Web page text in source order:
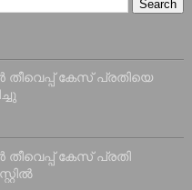
കേസ് പ്രതിയെ
കേസ് പ്രതി